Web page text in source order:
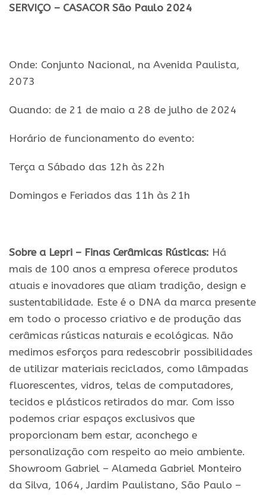
SERVIÇO – CASACOR São Paulo 2024
Onde: Conjunto Nacional, na Avenida Paulista,
2073
Quando: de 21 de maio a 28 de julho de 2024
Horário de funcionamento do evento:
Terça a Sábado das 12h às 22h
Domingos e Feriados das 11h às 21h
Sobre a Lepri – Finas Cerâmicas Rústicas: Há
mais de 100 anos a empresa oferece produtos
atuais e inovadores que aliam tradição, design e
sustentabilidade. Este é o DNA da marca presente
em todo o processo criativo e de produção das
cerâmicas rústicas naturais e ecológicas. Não
medimos esforços para redescobrir possibilidades
de utilizar materiais reciclados, como lâmpadas
fluorescentes, vidros, telas de computadores,
tecidos e plásticos retirados do mar. Com isso
podemos criar espaços exclusivos que
proporcionam bem estar, aconchego e
personalização com respeito ao meio ambiente.
Showroom Gabriel – Alameda Gabriel Monteiro
da Silva, 1064, Jardim Paulistano, São Paulo –